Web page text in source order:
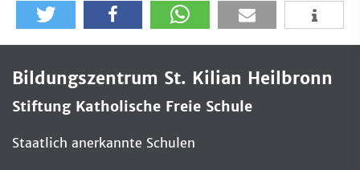
Bildungszentrum St. Kilian Heilbronn
Stiftung Katholische Freie Schule
Staatlich anerkannte Schulen